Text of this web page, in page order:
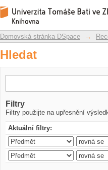
Hledat
Repozitář DSpace/Manakin
Domovská stránka DSpace →
Hledat
Filtry
Filtry použijte na upřesnění
Aktuální filtry: